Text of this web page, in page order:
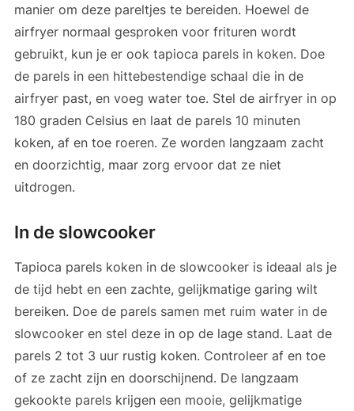
manier om deze pareltjes te bereiden. Hoewel de
airfryer normaal gesproken voor frituren wordt
gebruikt, kun je er ook tapioca parels in koken. Doe
de parels in een hittebestendige schaal die in de
airfryer past, en voeg water toe. Stel de airfryer in op
180 graden Celsius en laat de parels 10 minuten
koken, af en toe roeren. Ze worden langzaam zacht
en doorzichtig, maar zorg ervoor dat ze niet
uitdrogen.
In de slowcooker
Tapioca parels koken in de slowcooker is ideaal als je
de tijd hebt en een zachte, gelijkmatige garing wilt
bereiken. Doe de parels samen met ruim water in de
slowcooker en stel deze in op de lage stand. Laat de
parels 2 tot 3 uur rustig koken. Controleer af en toe
of ze zacht zijn en doorschijnend. De langzaam
gekookte parels krijgen een mooie, gelijkmatige